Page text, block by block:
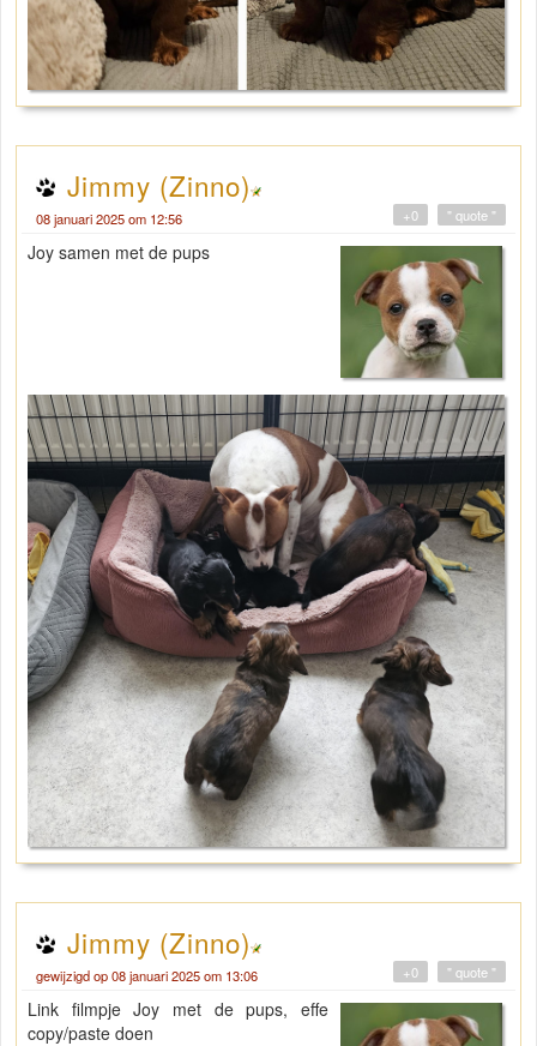
Jimmy (Zinno)
08 januari 2025 om 12:56 " quote "
+0
Joy samen met de pups
Jimmy (Zinno)
gewijzigd op 08 januari 2025 om 13:06 " quote "
+0
Link filmpje Joy met de pups, effe
copy/paste doen